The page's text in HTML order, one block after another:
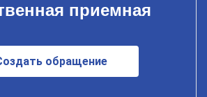
приемная
обращение